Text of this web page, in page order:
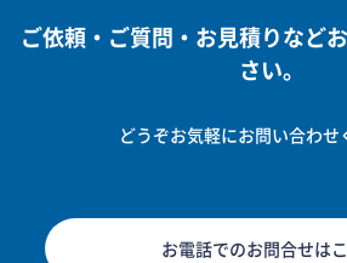
ご依頼・ご質問・お見積りなど
さい。
どうぞお気軽にお問い合わせ
お電話でのお問合せは